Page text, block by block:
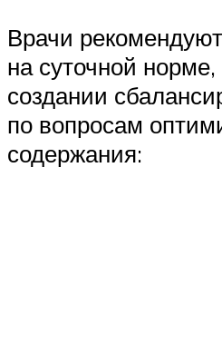
Врачи
на суточной
создании
по вопросам
содержания: